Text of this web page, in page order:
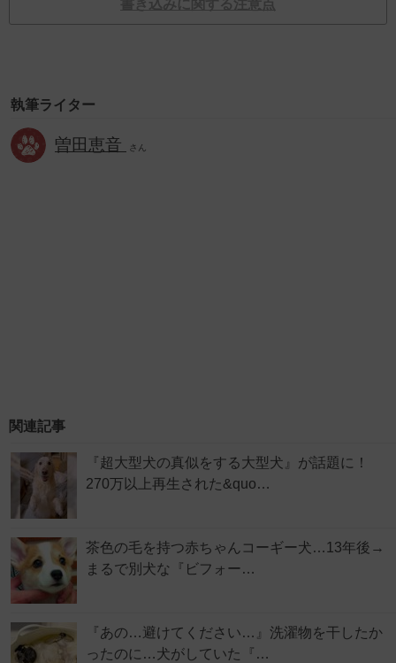
書き込みに関する注意点
執筆ライター
曽田恵音 さん
関連記事
『超大型犬の真似をする大型犬』が話題に！
270万以上再生された&quo…
茶色の毛を持つ赤ちゃんコーギー犬…13年後→
まるで別犬な『ビフォー…
『あの…避けてください…』洗濯物を干したか
ったのに…犬がしていた『…